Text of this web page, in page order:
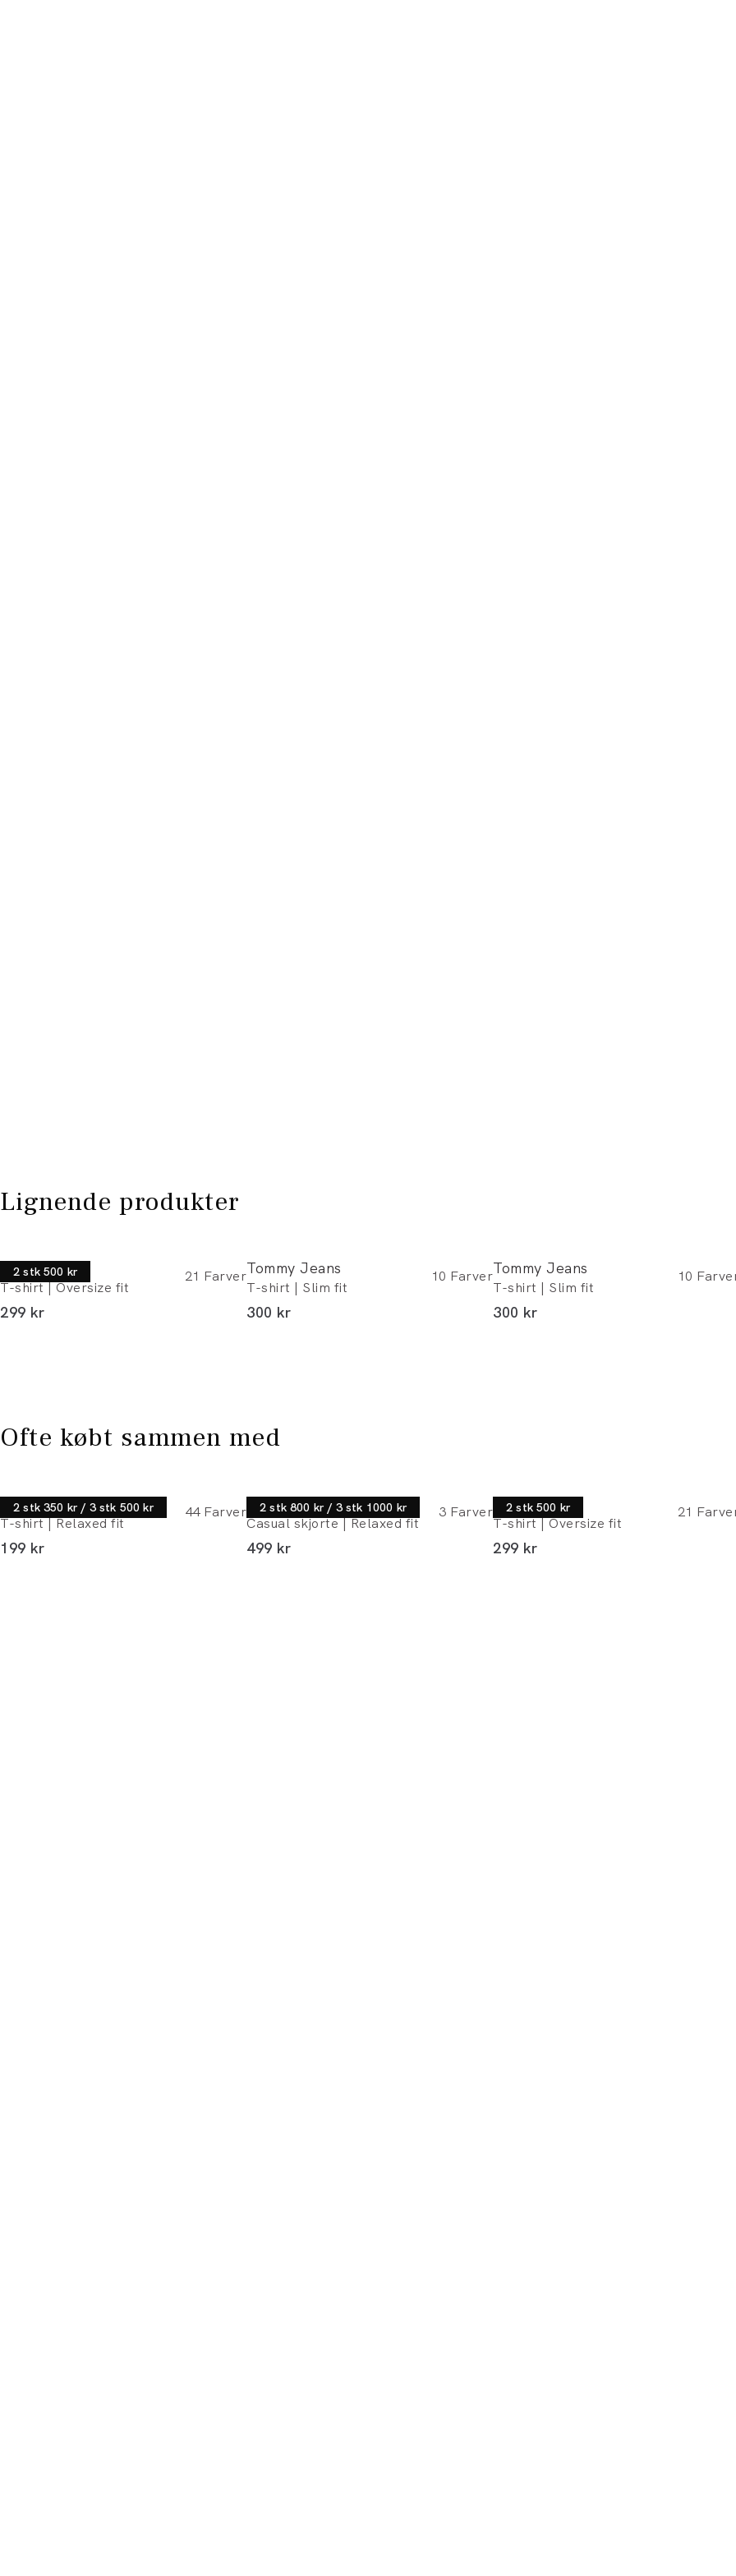
Lignende produkter
2 stk 500 kr
Lindbergh
T-shirt | Oversize fit
21 Farver
I alt (inkl. rabat)
299 kr
Tommy Jeans
T-shirt | Slim fit
10 Farver
I alt (inkl. rabat)
300 kr
Tommy Jeans
T-shirt | Slim fit
10
I alt (inkl. rabat)
300 kr
Ofte købt sammen med
2 stk 350 kr / 3 stk 500 kr
Lindbergh
T-shirt | Relaxed fit
44 Farver
I alt (inkl. rabat)
199 kr
2 stk 800 kr / 3 stk 1000 kr
Lindbergh
Casual skjorte | Relaxed fit
3 Farver
I alt (inkl. rabat)
499 kr
2 stk 500 kr
Lindbergh
T-shirt | Oversize fit
21
I alt (inkl. rabat)
299 kr